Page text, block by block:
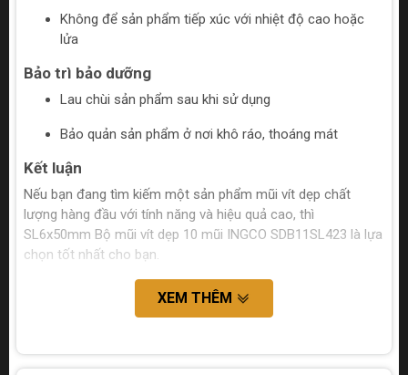
Không để sản phẩm tiếp xúc với nhiệt độ cao hoặc
lửa
Bảo trì bảo dưỡng
Lau chùi sản phẩm sau khi sử dụng
Bảo quản sản phẩm ở nơi khô ráo, thoáng mát
Kết luận
Nếu bạn đang tìm kiếm một sản phẩm mũi vít dẹp chất
lượng hàng đầu với tính năng và hiệu quả cao, thì
SL6x50mm Bộ mũi vít dẹp 10 mũi INGCO SDB11SL423 là lựa
chọn tốt nhất cho bạn.
XEM THÊM